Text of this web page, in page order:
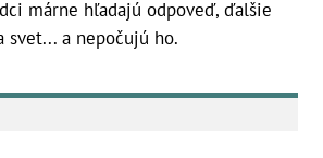
márne hľadajú odpoveď, ďalšie
a nepočujú ho.